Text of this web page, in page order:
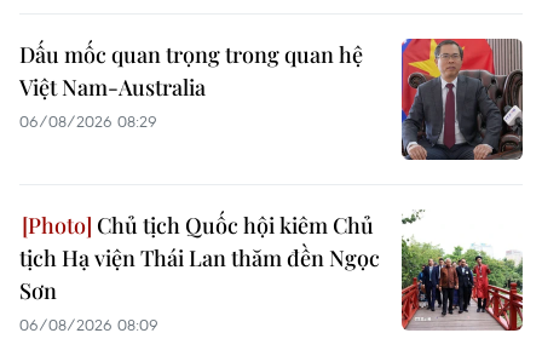
Dấu mốc quan trọng trong quan hệ
Việt Nam-Australia
06/08/2026 08:29
Chủ tịch Quốc hội kiêm Chủ
tịch Hạ viện Thái Lan thăm đền Ngọc
Sơn
06/08/2026 08:09